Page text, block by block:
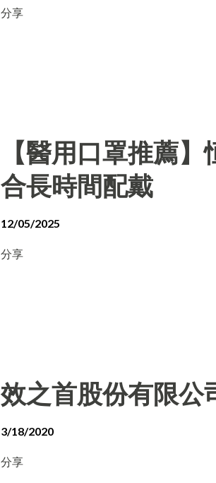
分享
【醫用口罩推薦
合長時間配戴
12/05/2025
分享
效之首股份有限公
3/18/2020
分享